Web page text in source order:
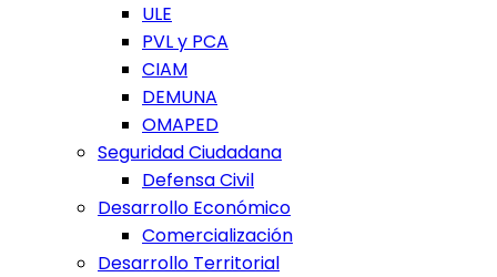
ULE
PVL y PCA
CIAM
DEMUNA
OMAPED
Seguridad Ciudadana
Defensa Civil
Desarrollo Económico
Comercialización
Desarrollo Territorial